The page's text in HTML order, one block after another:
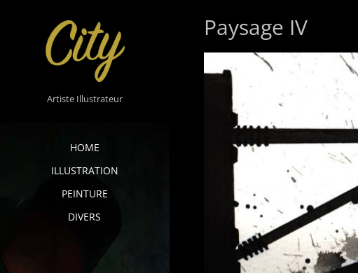
Artiste Illustrateur
HOME
ILLUSTRATION
PEINTURE
DIVERS
Paysage IV